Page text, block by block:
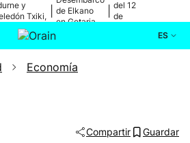
y
Txiki,
directo
de Elkano
en Getaria
del 12
de
ES
Actualidad
Economía
Compartir Guardar